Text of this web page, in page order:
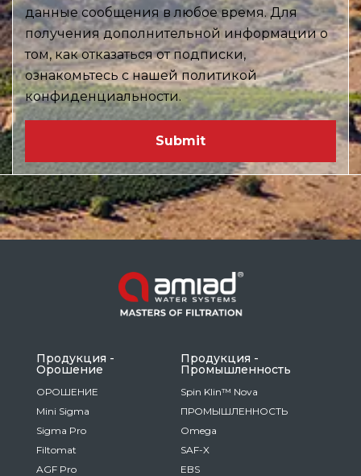
данные сообщения в любое время. Для
получения дополнительной информации о
том, как отказаться от подписки,
ознакомьтесь с нашей политикой
конфиденциальности.
Продукция -
Oрошение
ОРОШЕНИЕ
Mini Sigma
Sigma Pro
Filtomat
AGF Pro
Продукция -
Промышленность
Spin Klin™ Nova
ПРОМЫШЛЕННОСТЬ
Omega
SAF-X
EBS